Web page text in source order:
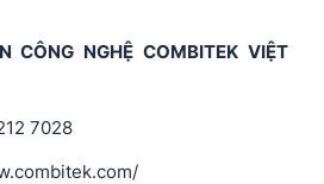
CÔNG NGHỆ COMBITEK VIỆT
7028